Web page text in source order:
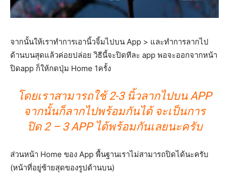
จากนั้นให้เราทำการเอานิ้วจิ้มไปบน App > และทำการลากไป
ด้านบนสุดแล้วค่อยปล่อย วิธีนี้จะปิดทีละ app พอจะออกจากหน้า
ปิดapp ก็ให้กดปุ่ม Home 1ครั้ง
โดยเราสามารถใช้ 2-3 นิ้วลากไปบน APP
จากนั้นก็ลากไปพร้อมกันได้ จะเป็นการ
ปิด 2 – 3 APP ได้พร้อมกันเลยนะครับ
ส่วนหน้า Home ของ App พื้นฐานเราไม่สามารถปิดได้นะครับ
(หน้าที่อยู่ซ้ายสุดของรูปด้านบน)